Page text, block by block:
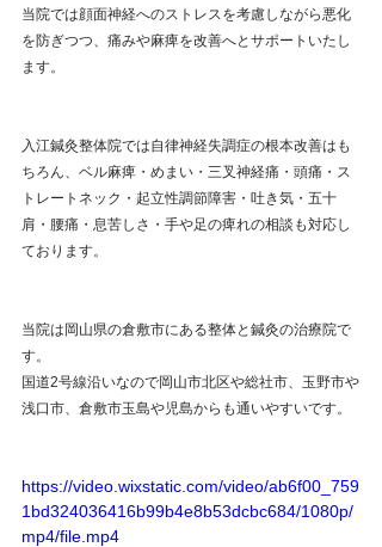
当院では顔面神経へのストレスを考慮しながら悪化
を防ぎつつ、痛みや麻痺を改善へとサポートいたし
ます。
入江鍼灸整体院では自律神経失調症の根本改善はも
ちろん、ベル麻痺・めまい・三叉神経痛・頭痛・ス
トレートネック・起立性調節障害・吐き気・五十
肩・腰痛・息苦しさ・手や足の痺れの相談も対応し
ております。
当院は岡山県の倉敷市にある整体と鍼灸の治療院で
す。
国道2号線沿いなので岡山市北区や総社市、玉野市や
浅口市、倉敷市玉島や児島からも通いやすいです。
https://video.wixstatic.com/video/ab6f00_759
1bd324036416b99b4e8b53dcbc684/1080p/
mp4/file.mp4